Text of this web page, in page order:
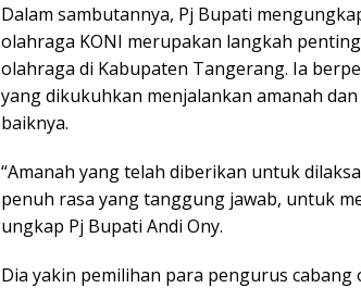
Dalam sambutannya, Pj Bupati
olahraga KONI merupakan langkah
olahraga di Kabupaten Tangerang. Ia
yang dikukuhkan menjalankan amanah
baiknya.
“Amanah yang telah diberikan untuk
penuh rasa yang tanggung jawab, untuk
ungkap Pj Bupati Andi Ony.
Dia yakin pemilihan para pengurus